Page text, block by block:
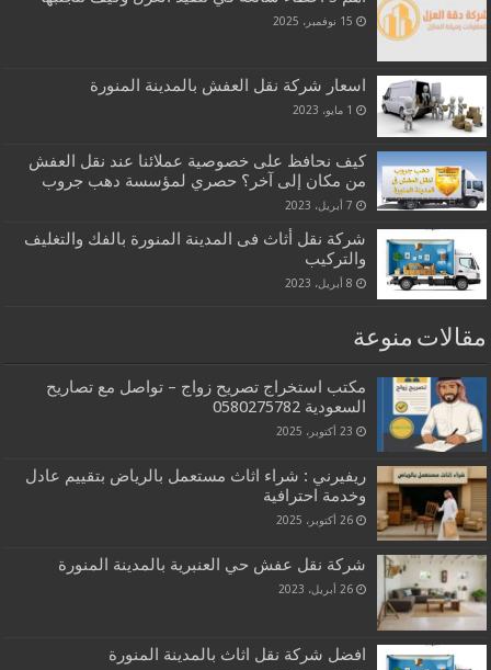
15 نوفمبر، 2025
اسعار شركة نقل العفش بالمدينة المنورة
1 مايو، 2023
كيف نحافظ على خصوصية عملائنا عند نقل العفش
من مكان إلى آخر؟ حصري لمؤسسة دهب جروب
7 أبريل، 2023
شركة نقل أثاث فى المدينة المنورة بالفك والتغليف
والتركيب
8 أبريل، 2023
مقالات منوعة
مكتب استخراج تصريح زواج – تواصل مع تصاريح
السعودية‎0580275782 ‎‏ ‏
23 أكتوبر، 2025
ريفيرني : شراء اثاث مستعمل بالرياض بتقييم عادل
وخدمة احترافية
26 أكتوبر، 2025
شركة نقل عفش حي العنبرية بالمدينة المنورة
26 أبريل، 2023
افضل شركة نقل اثاث بالمدينة المنورة